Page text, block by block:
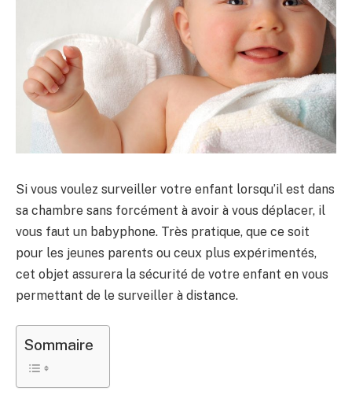
Si vous voulez surveiller votre enfant lorsqu’il est dans
sa chambre sans forcément à avoir à vous déplacer, il
vous faut un babyphone. Très pratique, que ce soit
pour les jeunes parents ou ceux plus expérimentés,
cet objet assurera la sécurité de votre enfant en vous
permettant de le surveiller à distance.
Sommaire